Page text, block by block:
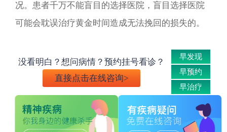
况。患者千万不能盲目的选择医院，盲目选择医院
可能会耽误治疗黄金时间造成无法挽回的损失的。
没看明白？想问病情？预约挂号看诊？
直接点击在线咨询>
早发现
早预约
早治疗